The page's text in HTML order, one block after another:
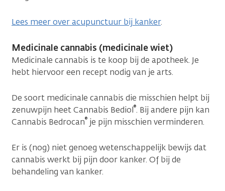
Lees meer over acupunctuur bij kanker.
Medicinale cannabis (medicinale wiet)
Medicinale cannabis is te koop bij de apotheek. Je
hebt hiervoor een recept nodig van je arts.
De soort medicinale cannabis die misschien helpt bij
zenuwpijn heet Cannabis Bediol®. Bij andere pijn kan
Cannabis Bedrocan® je pijn misschien verminderen.
Er is (nog) niet genoeg wetenschappelijk bewijs dat
cannabis werkt bij pijn door kanker. Of bij de
behandeling van kanker.